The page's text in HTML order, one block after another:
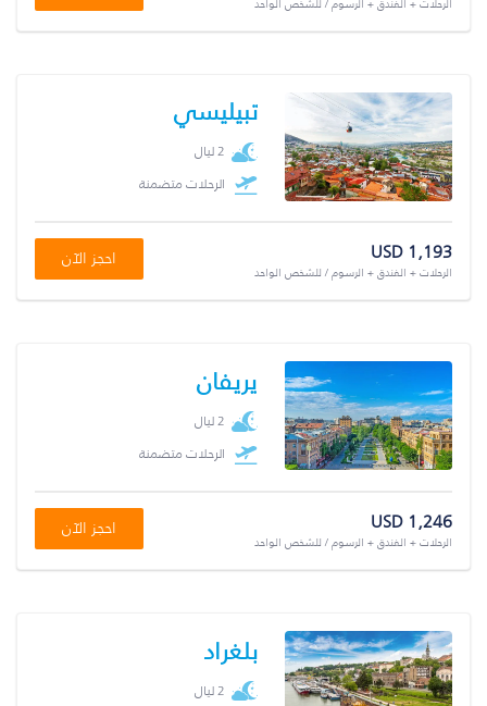
الرحلات + الفندق + الرسوم / للشخص الواحد
تبيليسي
2 ليال
الرحلات متضمنة
USD 1,193
الرحلات + الفندق + الرسوم / للشخص الواحد
احجز الآن
يريفان
2 ليال
الرحلات متضمنة
USD 1,246
الرحلات + الفندق + الرسوم / للشخص الواحد
احجز الآن
بلغراد
2 ليال